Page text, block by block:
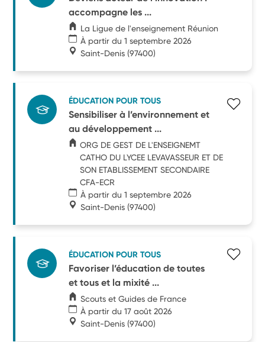
accompagne les ...
La Ligue de l'enseignement Réunion
À partir du 1 septembre 2026
Saint-Denis (97400)
ÉDUCATION POUR TOUS
Sensibiliser à l’environnement et
au développement ...
ORG DE GEST DE L'ENSEIGNEMT
CATHO DU LYCEE LEVAVASSEUR ET DE
SON ETABLISSEMENT SECONDAIRE
CFA-ECR
À partir du 1 septembre 2026
Saint-Denis (97400)
ÉDUCATION POUR TOUS
Favoriser l’éducation de toutes
et tous et la mixité ...
Scouts et Guides de France
À partir du 17 août 2026
Saint-Denis (97400)